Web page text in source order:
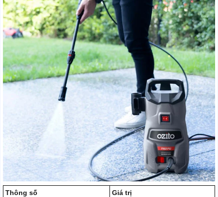
Thông số
Giá trị